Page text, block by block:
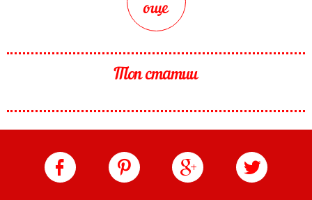
още
Топ статии